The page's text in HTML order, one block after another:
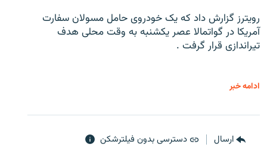
رویترز گزارش داد که یک خودروی حامل مسولان سفارت
آمریکا در گواتمالا عصر یکشنبه به وقت محلی هدف
تیراندازی قرار گرفت .
ادامه خبر
ارسال دسترسی بدون فیلترشکن